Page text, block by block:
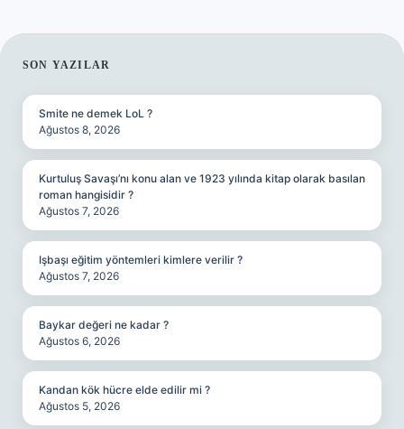
SIDEBAR
SON YAZILAR
Smite ne demek LoL ?
Ağustos 8, 2026
Kurtuluş Savaşı’nı konu alan ve 1923 yılında kitap olarak basılan
roman hangisidir ?
Ağustos 7, 2026
Işbaşı eğitim yöntemleri kimlere verilir ?
Ağustos 7, 2026
Baykar değeri ne kadar ?
Ağustos 6, 2026
Kandan kök hücre elde edilir mi ?
Ağustos 5, 2026